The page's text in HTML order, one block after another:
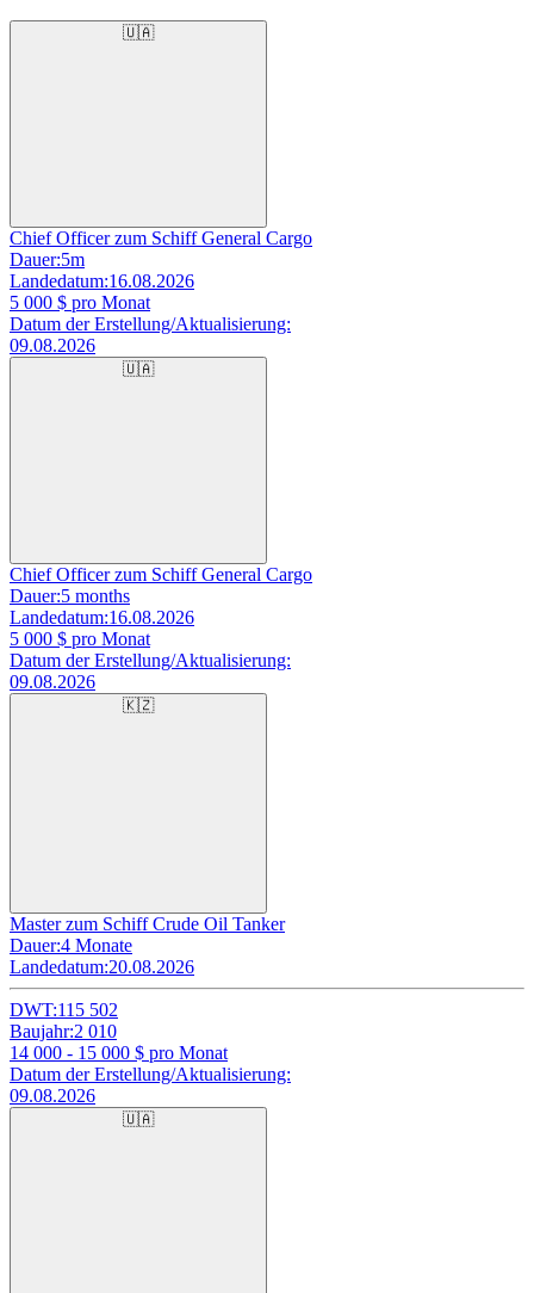
🇺🇦
Chief Officer zum Schiff General Cargo
Dauer:5m
Landedatum:16.08.2026
5 000 $ pro Monat
Datum der Erstellung/Aktualisierung:
09.08.2026
🇺🇦
Chief Officer zum Schiff General Cargo
Dauer:5 months
Landedatum:16.08.2026
5 000 $ pro Monat
Datum der Erstellung/Aktualisierung:
09.08.2026
🇰🇿
Master zum Schiff Crude Oil Tanker
Dauer:4 Monate
Landedatum:20.08.2026
DWT:115 502
Baujahr:2 010
14 000 - 15 000 $ pro Monat
Datum der Erstellung/Aktualisierung:
09.08.2026
🇺🇦